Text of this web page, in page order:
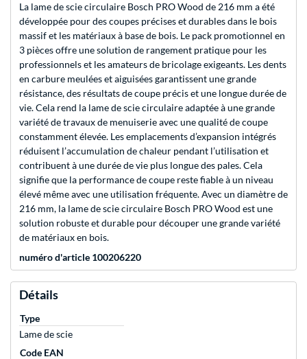
La lame de scie circulaire Bosch PRO Wood de 216 mm a été
développée pour des coupes précises et durables dans le bois
massif et les matériaux à base de bois. Le pack promotionnel en
3 pièces offre une solution de rangement pratique pour les
professionnels et les amateurs de bricolage exigeants. Les dents
en carbure meulées et aiguisées garantissent une grande
résistance, des résultats de coupe précis et une longue durée de
vie. Cela rend la lame de scie circulaire adaptée à une grande
variété de travaux de menuiserie avec une qualité de coupe
constamment élevée. Les emplacements d’expansion intégrés
réduisent l’accumulation de chaleur pendant l’utilisation et
contribuent à une durée de vie plus longue des pales. Cela
signifie que la performance de coupe reste fiable à un niveau
élevé même avec une utilisation fréquente. Avec un diamètre de
216 mm, la lame de scie circulaire Bosch PRO Wood est une
solution robuste et durable pour découper une grande variété
de matériaux en bois.
numéro d'article 100206220
Détails
Type
Lame de scie
Code EAN